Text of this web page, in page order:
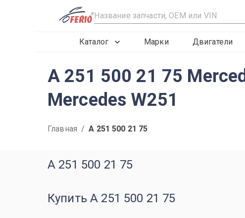
R
Каталог Марки Двигатели
A 251 500 21 75
Mercedes W251
Главная / A 251 500 21 75
A 251 500 21 75
Купить A 251 500 21 75